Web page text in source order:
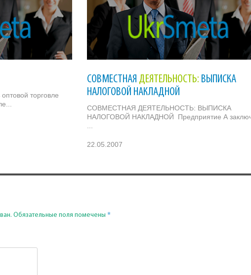
торговле
СОВМЕСТНАЯ ДЕЯТЕЛЬНОСТЬ: ВЫПИСКА
НАЛОГОВОЙ НАКЛАДНОЙ
СОВМЕСТНАЯ ДЕЯТЕЛЬНОСТЬ: ВЫПИСКА
НАЛОГОВОЙ НАКЛАДНОЙ Предприятие А
...
22.05.2007
Обязательные поля помечены *